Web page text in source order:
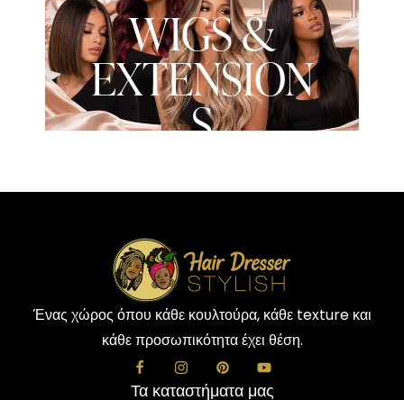
WIGS &
EXTENSION
S
Ένας χώρος όπου κάθε κουλτούρα, κάθε texture και
κάθε προσωπικότητα έχει θέση.
Τα καταστήματα μας